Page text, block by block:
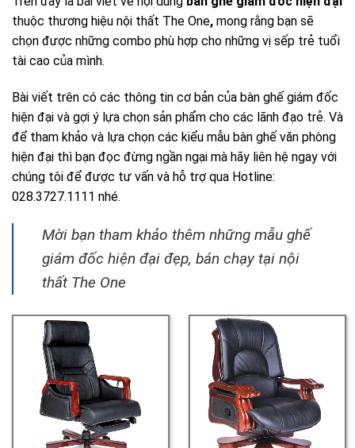
thuộc thương hiệu nội thất The One, mong rằng bạn sẽ
chọn được những combo phù hợp cho những vị sếp trẻ tuổi
tài cao của mình.
Bài viết trên có các thông tin cơ bản của bàn ghế giám đốc
hiện đại và gợi ý lựa chọn sản phẩm cho các lãnh đạo trẻ. Và
để tham khảo và lựa chọn các kiểu mẫu bàn ghế văn phòng
hiện đại thì bạn đọc đừng ngần ngại mà hãy liên hệ ngay với
chúng tôi để được tư vấn và hỗ trợ qua Hotline:
028.3727.1111 nhé.
Mời bạn tham khảo thêm những mẫu ghế
giám đốc hiện đại đẹp, bán chạy tại nội
thất The One